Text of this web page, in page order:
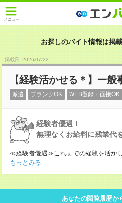
メニュー
お探しのバイト情報は掲
掲載日 :2026/07/22
【経験活かせる＊】一
派遣 ブランクOK WEB登録・面接OK
経験者優遇！
無理なくお給料に残業代
≪経験者優遇≫これまでの経験を活か
もっとみる
あなたの閲覧履歴か